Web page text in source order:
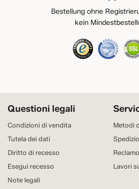
Bestellung ohne
kein
Metodi
Reclamo
Lavori
Questioni legali
Condizioni di vendita
Tutela dei dati
Diritto di recesso
Esegui recesso
Note legali